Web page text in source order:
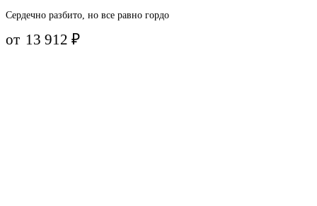
Сердечно разбито, но все равно гордо
от 13 912₽